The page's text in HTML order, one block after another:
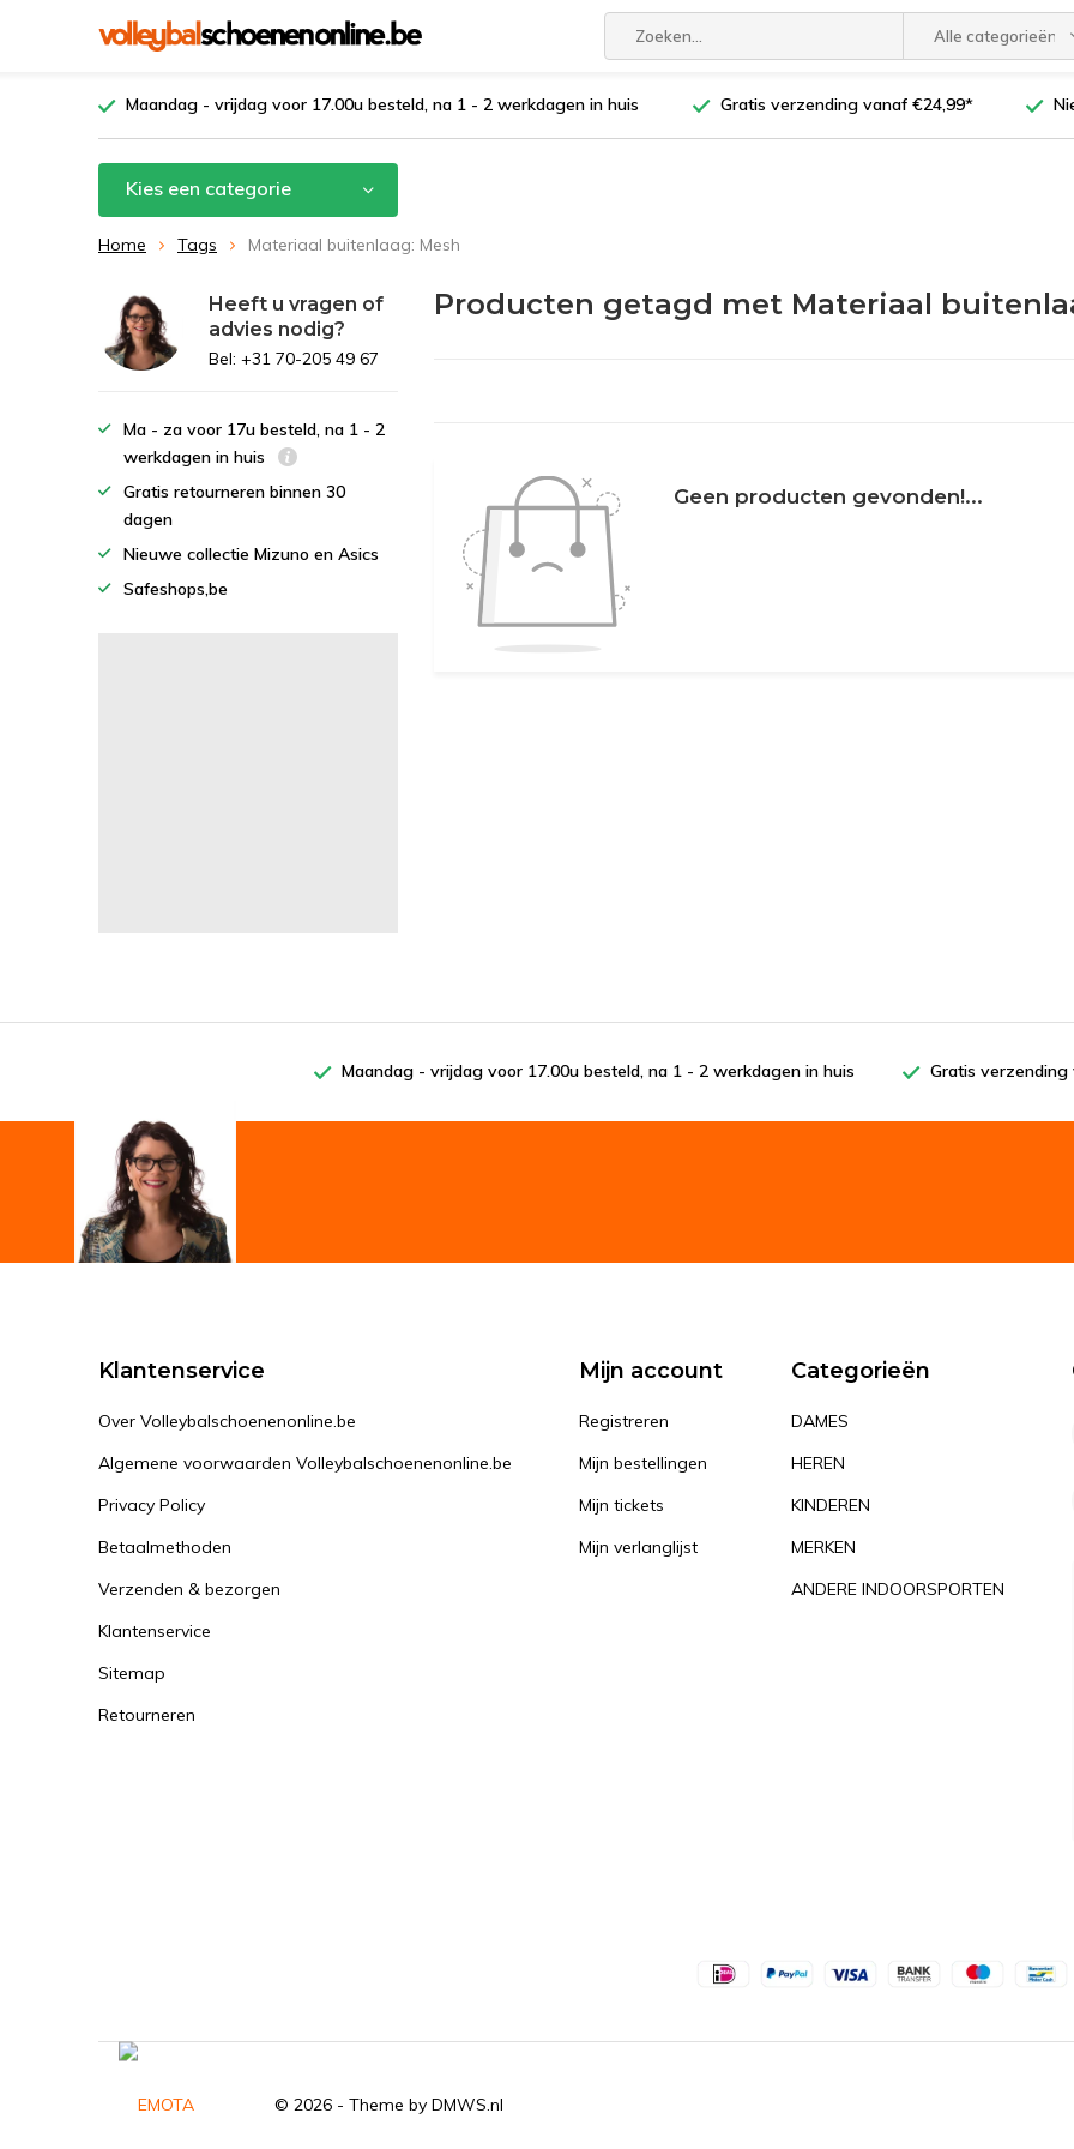
Alle categorieën
Maandag - vrijdag voor 17.00u besteld, na 1 - 2 werkdagen in huis Gratis verzending vanaf €24,99*
Kies een categorie
Home Tags Materiaal buitenlaag: Mesh
Producten getagd met Materiaal
Geen producten gevonden!...
Heeft u vragen of
advies nodig?
Bel: +31 70-205 49 67
Ma - za voor 17u besteld, na 1 - 2
werkdagen in huis
Gratis retourneren binnen 30
dagen
Nieuwe collectie Mizuno en Asics
Safeshops,be
Maandag - vrijdag voor 17.00u besteld, na 1 - 2 werkdagen in huis Gratis
Klantenservice
Over Volleybalschoenenonline.be
Algemene voorwaarden Volleybalschoenenonline.be
Privacy Policy
Betaalmethoden
Verzenden & bezorgen
Klantenservice
Sitemap
Retourneren
Mijn account
Registreren
Mijn bestellingen
Mijn tickets
Mijn verlanglijst
Categorieën
DAMES
HEREN
KINDEREN
MERKEN
ANDERE INDOORSPORTEN
© 2026 - Theme by DMWS.nl